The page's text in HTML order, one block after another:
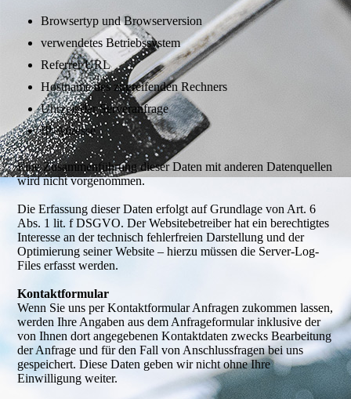
Browsertyp und Browserversion
verwendetes Betriebssystem
Referrer URL
Hostname des zugreifenden Rechners
Uhrzeit der Serveranfrage
IP-Adresse
Eine Zusammenführung dieser Daten mit anderen Datenquellen
wird nicht vorgenommen.
Die Erfassung dieser Daten erfolgt auf Grundlage von Art. 6
Abs. 1 lit. f DSGVO. Der Websitebetreiber hat ein berechtigtes
Interesse an der technisch fehlerfreien Darstellung und der
Optimierung seiner Website – hierzu müssen die Server-Log-
Files erfasst werden.
Kontaktformular
Wenn Sie uns per Kontaktformular Anfragen zukommen lassen,
werden Ihre Angaben aus dem Anfrageformular inklusive der
von Ihnen dort angegebenen Kontaktdaten zwecks Bearbeitung
der Anfrage und für den Fall von Anschlussfragen bei uns
gespeichert. Diese Daten geben wir nicht ohne Ihre
Einwilligung weiter.